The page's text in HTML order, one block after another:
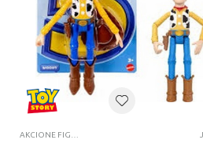
AKCIONE FIGURE I SETOVI